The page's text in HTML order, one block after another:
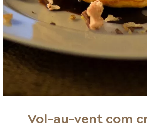
Vol-au-vent com